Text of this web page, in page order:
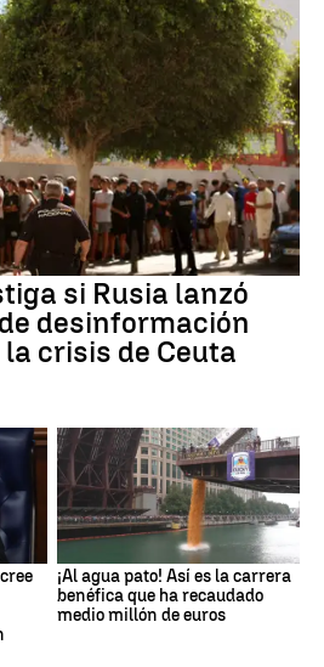
si Rusia lanzó
desinformación
crisis de Ceuta
¡Al agua pato! Así es la carrera
benéfica que ha recaudado
medio millón de euros